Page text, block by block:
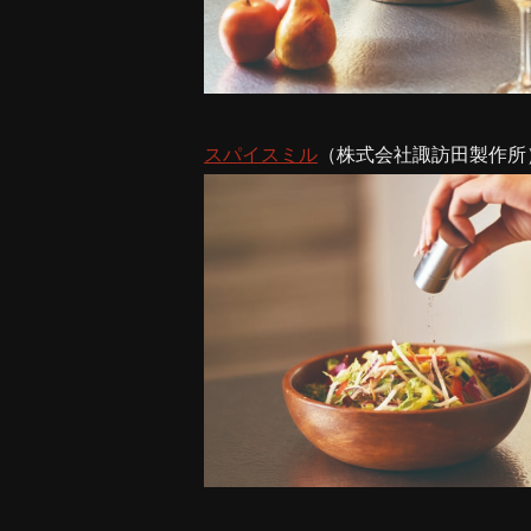
スパイスミル （株式会社諏訪田製作所